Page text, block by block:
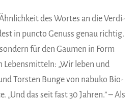
des Wortes an die Verdi-
in puncto Genuss genau richtig.
für den Gaumen in Form
Lebensmitteln: „Wir leben und
Torsten Bunge von nabuko Bio-
„Und das seit fast 30 Jahren.” – Als